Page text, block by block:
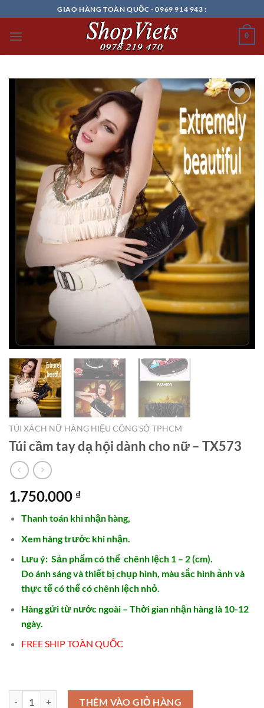
đến
nội
GIAO HÀNG TOÀN QUỐC - 0969 914 943 :
0
Add to
wishlist
TÚI XÁCH NỮ HÀNG HIỆU CÔNG SỞ TPHCM
Túi cầm tay dạ hội dành cho nữ – TX573
1.750.000 ₫
Thanh toán khi nhận hàng,
Xem hàng trước khi nhận.
Lưu ý: Sản phẩm có thể chênh lệch 1 – 2 (cm).
Do ánh sáng và thiết bị chụp hình, màu sắc hình ảnh và
thực tế có thể có chênh lệch nhỏ.
Hàng gửi từ nước ngoài – Thời gian nhận hàng là 10-12
ngày.
FREE SHIP TOÀN QUỐC
Túi cầm tay dạ hội dành cho nữ - TX573 số lượng
THÊM VÀO GIỎ HÀNG